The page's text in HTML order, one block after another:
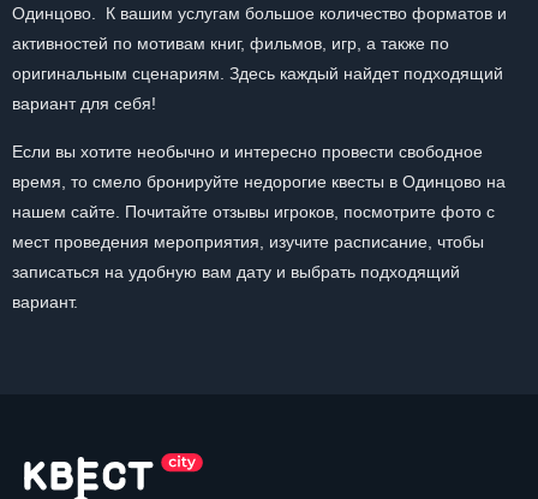
Одинцово. К вашим услугам большое количество форматов и
активностей по мотивам книг, фильмов, игр, а также по
оригинальным сценариям. Здесь каждый найдет подходящий
вариант для себя!
Если вы хотите необычно и интересно провести свободное
время, то смело бронируйте недорогие квесты в Одинцово на
нашем сайте. Почитайте отзывы игроков, посмотрите фото с
мест проведения мероприятия, изучите расписание, чтобы
записаться на удобную вам дату и выбрать подходящий
вариант.